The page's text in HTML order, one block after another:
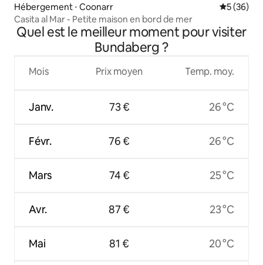
Hébergement ⋅ Coonarr
5 (36)
Casita al Mar - Petite maison en bord de mer
Quel est le meilleur moment pour visiter
Bundaberg ?
Mois
Janv.
Févr.
Mars
Avr.
Mai
Prix moyen
73 €
76 €
74 €
87 €
81 €
Temp. moy.
26 °C
26 °C
25 °C
23 °C
20 °C